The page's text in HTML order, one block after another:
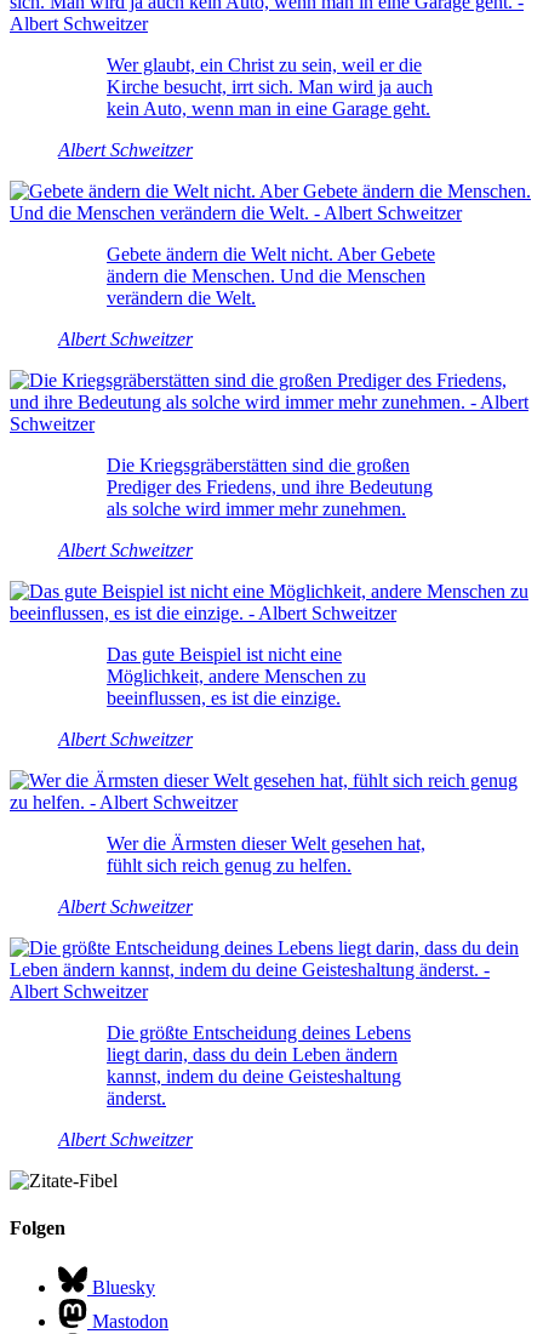
Wer glaubt, ein Christ zu sein, weil er die
Kirche besucht, irrt sich. Man wird ja auch
kein Auto, wenn man in eine Garage geht.
Albert Schweitzer
Gebete ändern die Welt nicht. Aber Gebete
ändern die Menschen. Und die Menschen
verändern die Welt.
Albert Schweitzer
Die Kriegsgräberstätten sind die großen
Prediger des Friedens, und ihre Bedeutung
als solche wird immer mehr zunehmen.
Albert Schweitzer
Das gute Beispiel ist nicht eine
Möglichkeit, andere Menschen zu
beeinflussen, es ist die einzige.
Albert Schweitzer
Wer die Ärmsten dieser Welt gesehen hat,
fühlt sich reich genug zu helfen.
Albert Schweitzer
Die größte Entscheidung deines Lebens
liegt darin, dass du dein Leben ändern
kannst, indem du deine Geisteshaltung
änderst.
Albert Schweitzer
Folgen
Bluesky
Mastodon